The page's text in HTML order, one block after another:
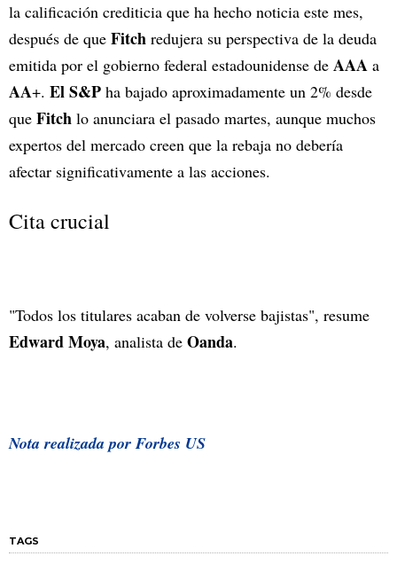
la calificación crediticia que ha hecho noticia este mes,
después de que Fitch redujera su perspectiva de la deuda
emitida por el gobierno federal estadounidense de AAA a
AA+. El S&P ha bajado aproximadamente un 2% desde
que Fitch lo anunciara el pasado martes, aunque muchos
expertos del mercado creen que la rebaja no debería
afectar significativamente a las acciones.
Cita crucial
"Todos los titulares acaban de volverse bajistas", resume
Edward Moya, analista de Oanda.
Nota realizada por Forbes US
TAGS